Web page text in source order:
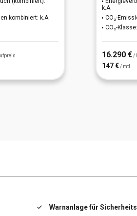
kombiniert: k.A.
k.A.
CO₂-
CO₂-Klasse:
16.290 € /
147 € / mtl
Warnanlage für